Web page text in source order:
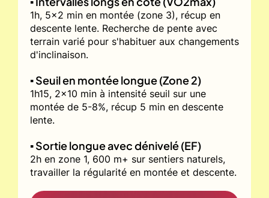
1h, 5x2 min en montée (zone 3), récup en
descente lente. Recherche de pente avec
terrain varié pour s'habituer aux changements
d'inclinaison.
▪️ Seuil en montée longue (Zone 2)
1h15, 2x10 min à intensité seuil sur une
montée de 5-8%, récup 5 min en descente
lente.
▪️ Sortie longue avec dénivelé (EF)
2h en zone 1, 600 m+ sur sentiers naturels,
travailler la régularité en montée et descente.